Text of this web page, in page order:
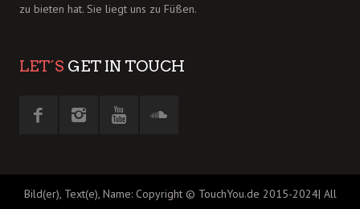
zu bieten hat. Sie liegt uns zu Füßen.
LET´S GET IN TOUCH
Bild(er), Text(e), Name: Copyright © TouchYou.de 2015-2024| All